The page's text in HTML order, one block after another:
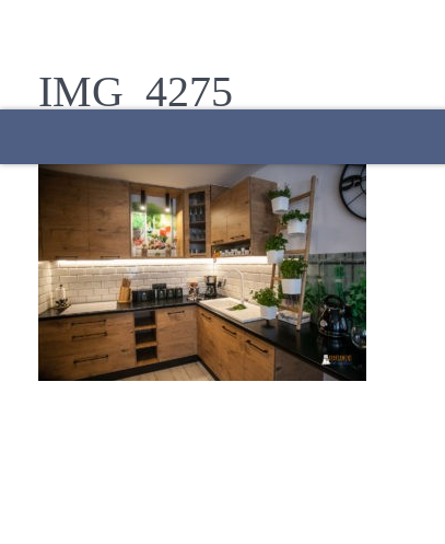
Oferta
Atrakcje w okolicy
Galeria
Kontakt
IMG_4275